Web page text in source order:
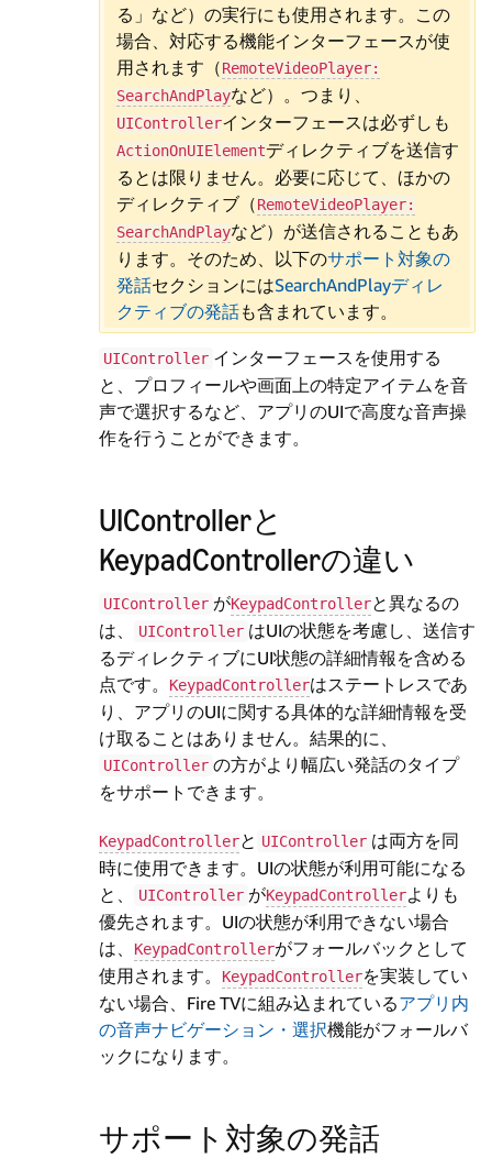
る」など）の実行にも使用されます。この
場合、対応する機能インターフェースが使
用されます（RemoteVideoPlayer:
SearchAndPlayなど）。つまり、
UIControllerインターフェースは必ずしも
ActionOnUIElementディレクティブを送信す
るとは限りません。必要に応じて、ほかの
ディレクティブ（RemoteVideoPlayer:
SearchAndPlayなど）が送信されることもあ
ります。そのため、以下のサポート対象の
発話セクションにはSearchAndPlayディレ
クティブの発話も含まれています。
UIController インターフェースを使用する
と、プロフィールや画面上の特定アイテムを音
声で選択するなど、アプリのUIで高度な音声操
作を行うことができます。
UIControllerと
KeypadControllerの違い
UIController がKeypadControllerと異なるの
は、
UIController はUIの状態を考慮し、送信す
るディレクティブにUI状態の詳細情報を含める
点です。
KeypadControllerはステートレスであ
り、アプリのUIに関する具体的な詳細情報を受
け取ることはありません。結果的に、
UIController の方がより幅広い発話のタイプ
をサポートできます。
KeypadControllerと UIController は両方を同
時に使用できます。UIの状態が利用可能になる
と、
UIController がKeypadControllerよりも
優先されます。UIの状態が利用できない場合
は、
KeypadControllerがフォールバックとして
使用されます。
KeypadControllerを実装してい
ない場合、Fire TVに組み込まれているアプリ内
の音声ナビゲーション・選択機能がフォールバ
ックになります。
サポート対象の発話